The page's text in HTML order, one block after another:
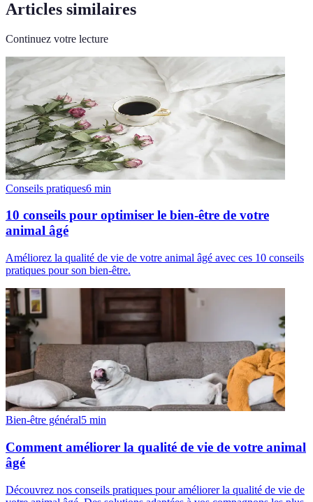
Articles similaires
Continuez votre lecture
Conseils pratiques6 min
10 conseils pour optimiser le bien-être de votre
animal âgé
Améliorez la qualité de vie de votre animal âgé avec ces 10 conseils
pratiques pour son bien-être.
Bien-être général5 min
Comment améliorer la qualité de vie de votre animal
âgé
Découvrez nos conseils pratiques pour améliorer la qualité de vie de